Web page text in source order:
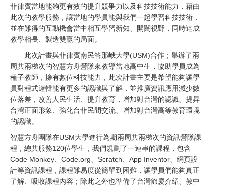
菲律賓當地能夠更有效的提升競爭力以及科技技術能力，藉由
此次的教學服務，讓當地的學員能與我們一起學習科技技術，
並在難得的互動機會當中相互學習新知、開闊視野，同時達成
教學相長、製造雙贏的局面。
此次計畫與菲律賓南民答那峨大學(USM)合作；舉辦了兩
周共兩梯次的智慧方舟營隊來教導當地高中生，協助學員成為
種子教師，擁有數位科技能力，此次計畫主要是希望能夠讓學
員對程式邏輯能有更多的認識與了解，並推廣資訊應用減少數
位落差，改善人民生活、提升教育，增加對台灣的認識、提昇
台灣正面形象、強化台菲民間交流、增加對台灣高等教育環境
的認識。
智慧方舟團隊在USM大學進行為期兩周共兩梯次的資訊營隊課
程，總共服務120位學生，我們規劃了一連串的課程，包含
Code Monkey、Code.org、Scratch、App Inventor、網頁設
計等資訊課程，課程難易度從簡單到困難，讓學員們能夠真正
了解、吸收課程內容；除此之外也準備了台灣節慶介紹、教中